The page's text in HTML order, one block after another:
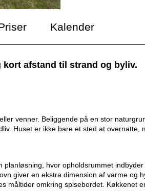
Kalender
kort afstand til strand og byliv.
venner. Beliggende på en stor
Huset er ikke bare et sted at overnatte,
hvor opholdsrummet indbyder
giver en ekstra dimension af varme og
måltider omkring spisebordet. Køkkenet